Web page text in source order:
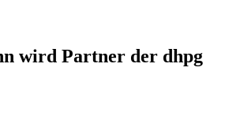
wird Partner der dhpg